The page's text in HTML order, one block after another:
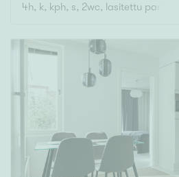
Rakennusvuosi
Uudiskohteet
Vain uudiskohteet
4h, k, kph, s, 2wc, lasitettu parveke